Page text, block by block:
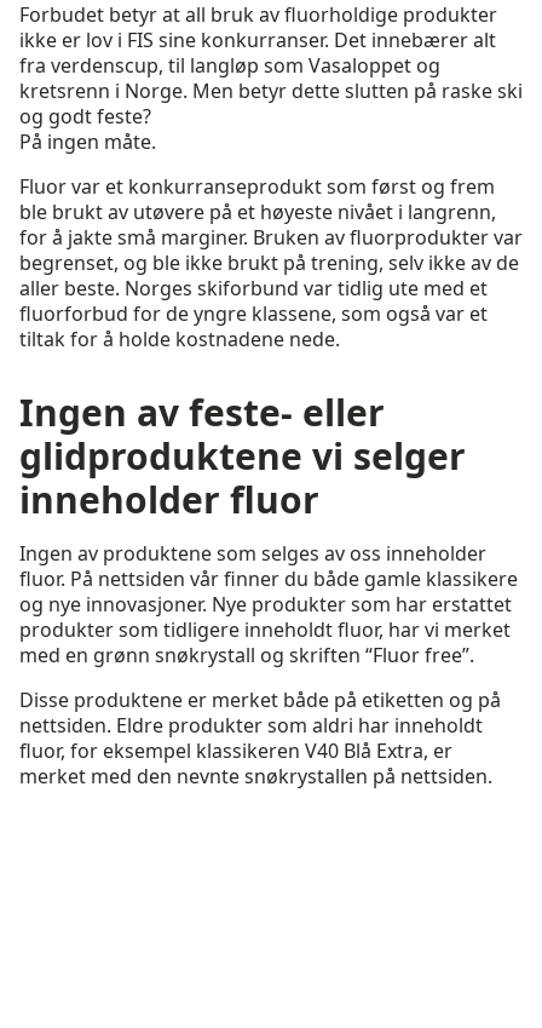
Forbudet betyr at all bruk av fluorholdige produkter
ikke er lov i FIS sine konkurranser. Det innebærer alt
fra verdenscup, til langløp som Vasaloppet og
kretsrenn i Norge. Men betyr dette slutten på raske ski
og godt feste?
På ingen måte.
Fluor var et konkurranseprodukt som først og frem
ble brukt av utøvere på et høyeste nivået i langrenn,
for å jakte små marginer. Bruken av fluorprodukter var
begrenset, og ble ikke brukt på trening, selv ikke av de
aller beste. Norges skiforbund var tidlig ute med et
fluorforbud for de yngre klassene, som også var et
tiltak for å holde kostnadene nede.
Ingen av feste- eller
glidproduktene vi selger
inneholder fluor
Ingen av produktene som selges av oss inneholder
fluor. På nettsiden vår finner du både gamle klassikere
og nye innovasjoner. Nye produkter som har erstattet
produkter som tidligere inneholdt fluor, har vi merket
med en grønn snøkrystall og skriften “Fluor free”.
Disse produktene er merket både på etiketten og på
nettsiden. Eldre produkter som aldri har inneholdt
fluor, for eksempel klassikeren V40 Blå Extra, er
merket med den nevnte snøkrystallen på nettsiden.